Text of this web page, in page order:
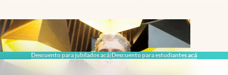
Descuento para jubilados acá|Descuento para estudiantes acá